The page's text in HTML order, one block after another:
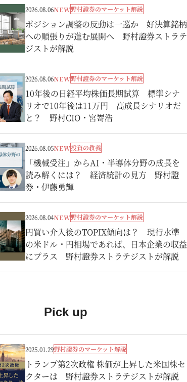
2026.08.06NEW野村證券のマーケット解説
ポジション調整の反動は一巡か 好決算銘柄
への順張りが進む展開へ 野村證券ストラテ
ジストが解説
2026.08.06NEW野村證券のマーケット解説
10年後の日経平均株価長期試算 標準シナ
リオで10年後は11万円 高成長シナリオだ
と？ 野村CIO・宮嵜浩
2026.08.05NEW投資の教養
「機械受注」からAI・半導体分野の成長を
読み解くには？ 経済統計の見方 野村證
券・伊藤勇輝
2026.08.04NEW野村證券のマーケット解説
円買い介入後のTOPIX傾向は？ 現行水準
の米ドル・円相場であれば、日本企業の収益
にプラス 野村證券ストラテジストが解説
Pick up
2025.01.29野村證券のマーケット解説
トランプ第2次政権 株価が上昇した米国株セ
クターは 野村證券ストラテジストが解説